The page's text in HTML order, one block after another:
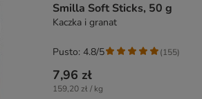
Smilla Soft Sticks, 50 g
Kaczka i granat
7,96 zł
159,20 zł / kg
Pusto: 4.8/5 (155)